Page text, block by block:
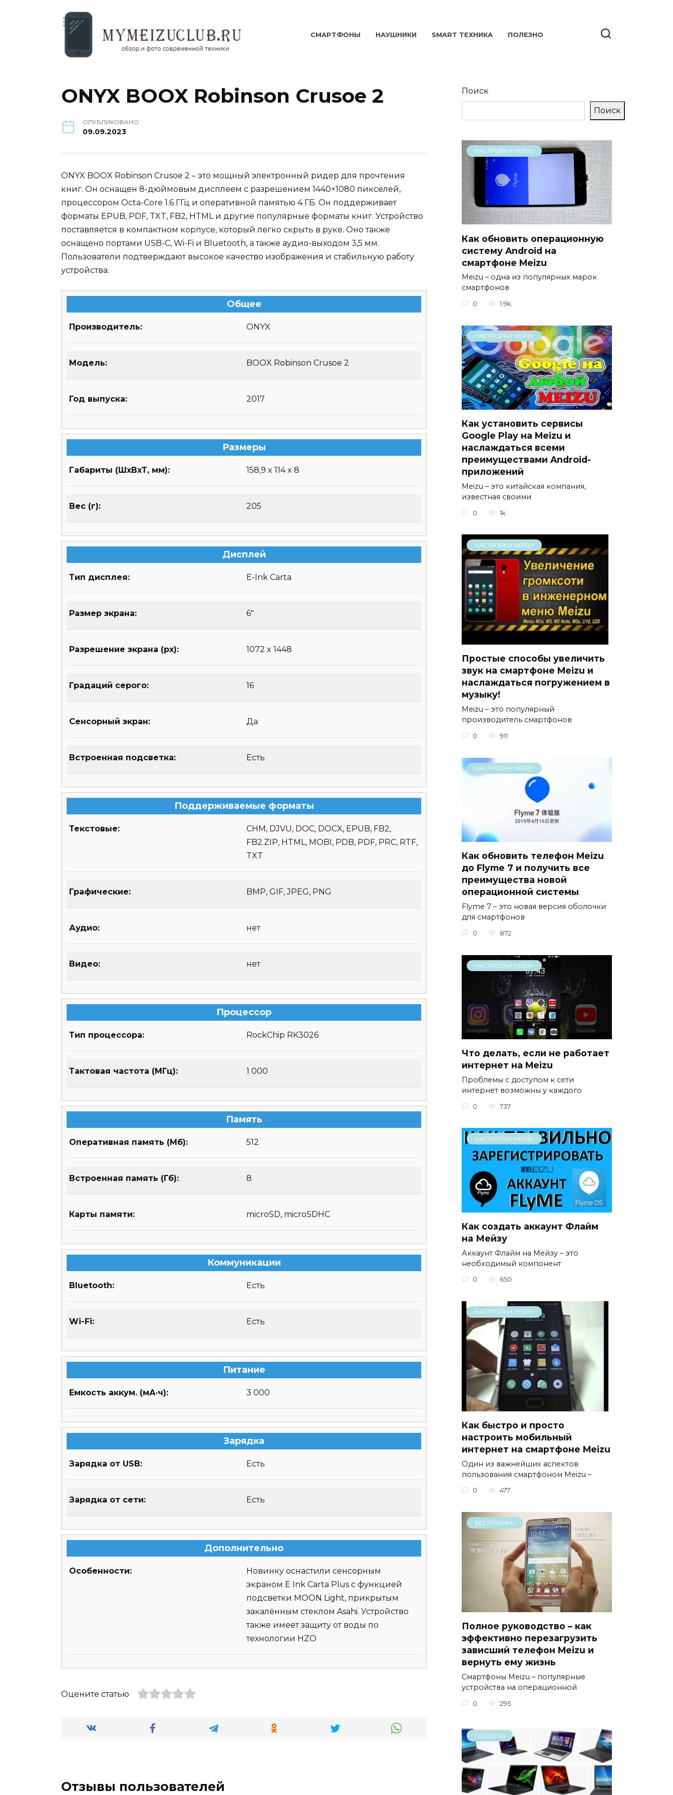
СМАРТФОНЫ НАУШНИКИ SMART ТЕХНИКА ПОЛЕЗНО
ONYX BOOX Robinson Crusoe 2
ОПУБЛИКОВАНО
09.09.2023
ONYX BOOX Robinson Crusoe 2 – это мощный электронный ридер для прочтения
книг. Он оснащен 8-дюймовым дисплеем с разрешением 1440×1080 пикселей,
процессором Octa-Core 1.6 ГГц и оперативной памятью 4 ГБ. Он поддерживает
форматы EPUB, PDF, TXT, FB2, HTML и другие популярные форматы книг. Устройство
поставляется в компактном корпусе, который легко скрыть в руке. Оно также
оснащено портами USB-C, Wi-Fi и Bluetooth, а также аудио-выходом 3,5 мм.
Пользователи подтверждают высокое качество изображения и стабильную работу
устройства.
Общее
Производитель: ONYX
Модель: BOOX Robinson Crusoe 2
Год выпуска: 2017
Размеры
Габариты (ШхВхТ, мм): 158,9 x 114 x 8
Вес (г): 205
Дисплей
Тип дисплея: E-Ink Carta
Размер экрана: 6″
Разрешение экрана (px): 1072 x 1448
Градаций серого: 16
Сенсорный экран: Да
Встроенная подсветка: Есть
Поддерживаемые форматы
Текстовые:
CHM, DJVU, DOC, DOCX, EPUB, FB2,
FB2.ZIP, HTML, MOBI, PDB, PDF, PRC, RTF,
TXT
Графические: BMP, GIF, JPEG, PNG
Аудио: нет
Видео: нет
Процессор
Тип процессора: RockChip RK3026
Тактовая частота (МГц): 1 000
Память
Оперативная память (Мб): 512
Встроенная память (Гб): 8
Карты памяти: microSD, microSDHC
Коммуникации
Bluetooth: Есть
Wi-Fi: Есть
Питание
Емкость аккум. (мА·ч): 3 000
Зарядка
Зарядка от USB: Есть
Зарядка от сети: Есть
Дополнительно
Особенности:
Новинку оснастили сенсорным
экраном E Ink Carta Plus с функцией
подсветки MOON Light, прикрытым
закалённым стеклом Asahi. Устройство
также имеет защиту от воды по
технологии HZO
Оцените статью
Отзывы пользователей
Поиск
Поиск
НАСТРОЙКИ МЕЙЗУ
Как обновить операционную
систему Android на
смартфоне Meizu
Meizu – одна из популярных марок
смартфонов
0 1.9k.
НАСТРОЙКИ МЕЙЗУ
Как установить сервисы
Google Play на Meizu и
наслаждаться всеми
преимуществами Android-
приложений
Meizu – это китайская компания,
известная своими
0 1k.
НАСТРОЙКИ МЕЙЗУ
Простые способы увеличить
звук на смартфоне Meizu и
наслаждаться погружением в
музыку!
Meizu – это популярный
производитель смартфонов
0 911
НАСТРОЙКИ МЕЙЗУ
Как обновить телефон Meizu
до Flyme 7 и получить все
преимущества новой
операционной системы
Flyme 7 – это новая версия оболочки
для смартфонов
0 872
НАСТРОЙКИ МЕЙЗУ
Что делать, если не работает
интернет на Meizu
Проблемы с доступом к сети
интернет возможны у каждого
0 737
НАСТРОЙКИ МЕЙЗУ
Как создать аккаунт Флайм
на Мейзу
Аккаунт Флайм на Мейзу – это
необходимый компонент
0 650
НАСТРОЙКИ МЕЙЗУ
Как быстро и просто
настроить мобильный
интернет на смартфоне Meizu
Один из важнейших аспектов
пользования смартфоном Meizu –
0 477
БЕЗ РУБРИКИ
Полное руководство – как
эффективно перезагрузить
зависший телефон Meizu и
вернуть ему жизнь
Смартфоны Meizu – популярные
устройства на операционной
0 295
ПОЛЕЗНО